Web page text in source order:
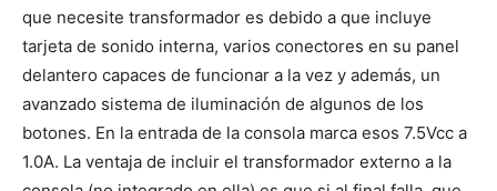
que necesite transformador es debido a que incluye
tarjeta de sonido interna, varios conectores en su panel
delantero capaces de funcionar a la vez y además, un
avanzado sistema de iluminación de algunos de los
botones. En la entrada de la consola marca esos 7.5Vcc a
1.0A. La ventaja de incluir el transformador externo a la